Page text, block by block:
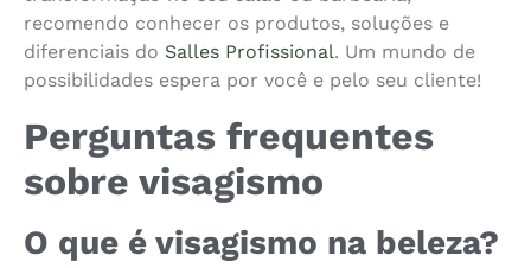
recomendo conhecer os produtos, soluções e
diferenciais do Salles Profissional. Um mundo de
possibilidades espera por você e pelo seu cliente!
Perguntas frequentes
sobre visagismo
O que é visagismo na beleza?